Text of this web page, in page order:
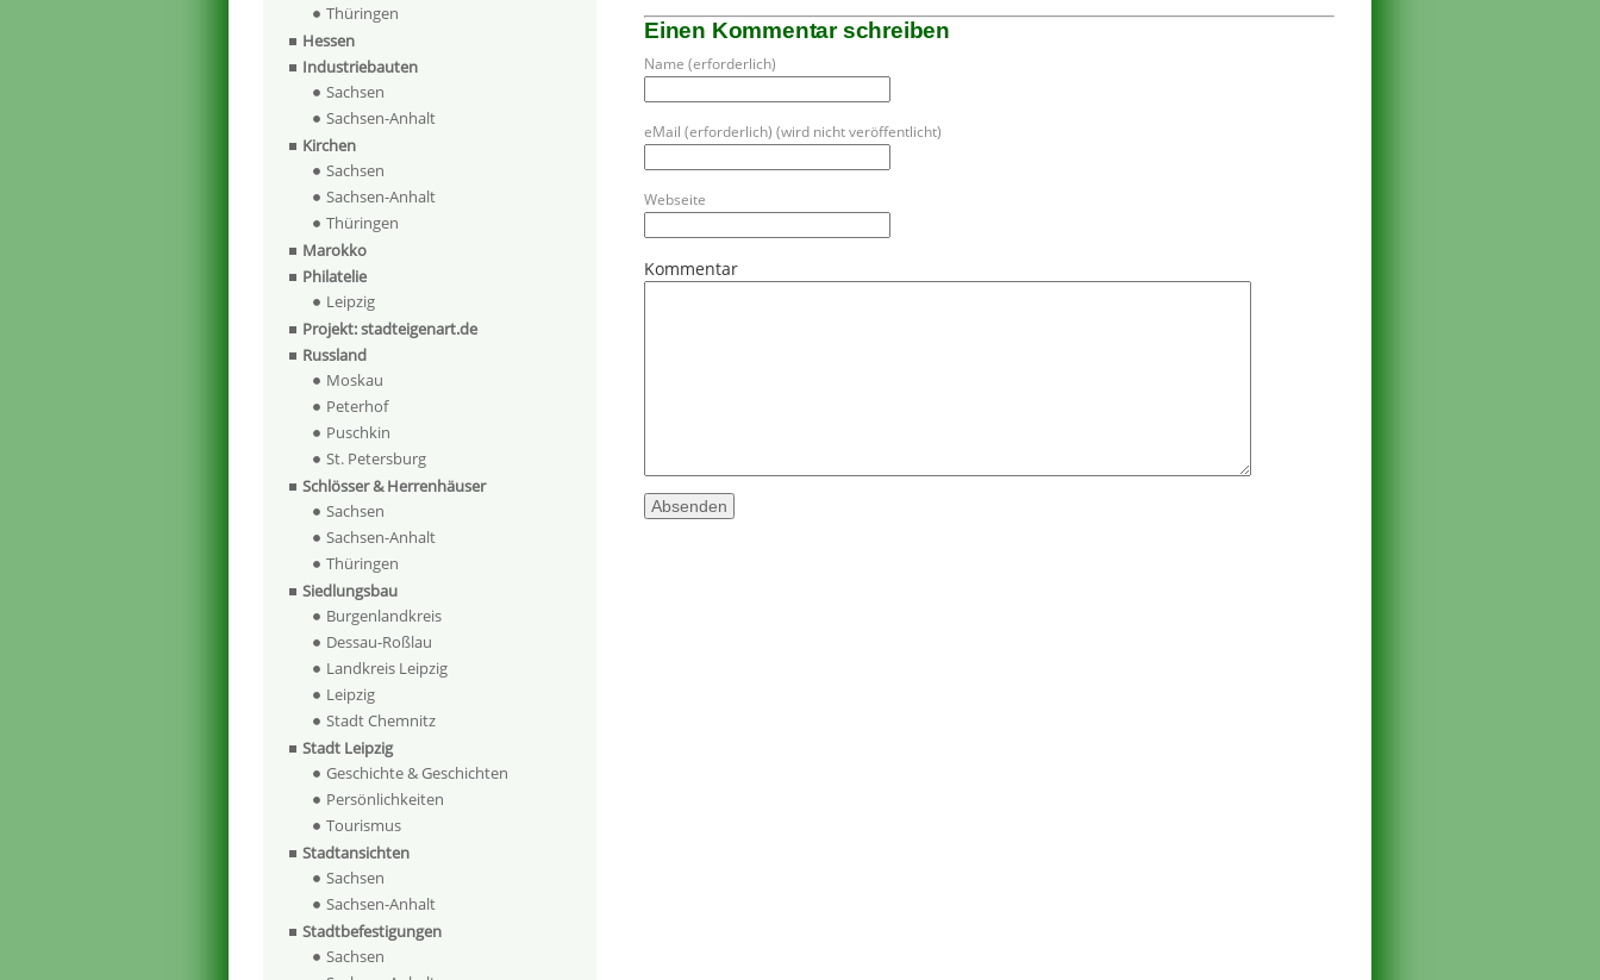
Einen Kommentar schreiben
Name (erforderlich)
eMail (erforderlich) (wird nicht veröffentlicht)
Webseite
Kommentar
Thüringen
Hessen
Industriebauten
Sachsen
Sachsen-Anhalt
Kirchen
Sachsen
Sachsen-Anhalt
Thüringen
Marokko
Philatelie
Leipzig
Projekt: stadteigenart.de
Russland
Moskau
Peterhof
Puschkin
St. Petersburg
Schlösser & Herrenhäuser
Sachsen
Sachsen-Anhalt
Thüringen
Siedlungsbau
Burgenlandkreis
Dessau-Roßlau
Landkreis Leipzig
Leipzig
Stadt Chemnitz
Stadt Leipzig
Geschichte & Geschichten
Persönlichkeiten
Tourismus
Stadtansichten
Sachsen
Sachsen-Anhalt
Stadtbefestigungen
Sachsen